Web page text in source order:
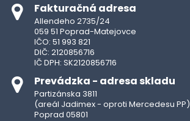
Fakturačná adresa
Allendeho 2735/24
059 51 Poprad-Matejovce
IČO: 51 993 821
DIČ: 2120856716
IČ DPH: SK2120856716
Prevádzka - adresa skladu
Partizánska 3811
(areál Jadimex - oproti Mercedesu PP)
Poprad 05801